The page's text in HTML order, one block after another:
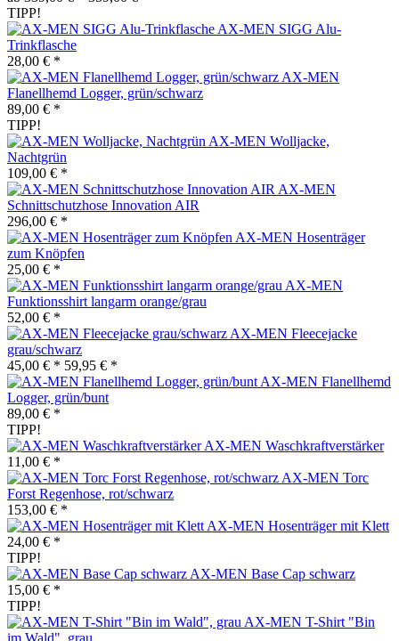
TIPP!
AX-MEN SIGG Alu-
Trinkflasche
28,00 € *
AX-MEN
Flanellhemd Logger, grün/schwarz
89,00 € *
TIPP!
AX-MEN Wolljacke,
Nachtgrün
109,00 € *
AX-MEN
Schnittschutzhose Innovation AIR
296,00 € *
AX-MEN Hosenträger
zum Knöpfen
25,00 € *
AX-MEN
Funktionsshirt langarm orange/grau
52,00 € *
AX-MEN Fleecejacke
grau/schwarz
45,00 € * 59,95 € *
AX-MEN Flanellhemd
Logger, grün/bunt
89,00 € *
TIPP!
AX-MEN Waschkraftverstärker
11,00 € *
AX-MEN Torc
Forst Regenhose, rot/schwarz
153,00 € *
AX-MEN Hosenträger mit Klett
24,00 € *
TIPP!
AX-MEN Base Cap schwarz
15,00 € *
TIPP!
AX-MEN T-Shirt "Bin
im Wald", grau